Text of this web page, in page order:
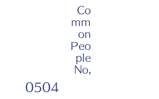
Co
mm
on
Peo
ple
No,
0504